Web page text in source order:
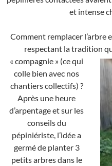
et intense
Comment remplacer l’arbre
respectant la tradition
« compagnie » (ce qui
colle bien avec nos
chantiers collectifs) ?
Après une heure
d’arpentage et sur les
conseils du
pépiniériste, l’idée a
germé de planter 3
petits arbres dans le